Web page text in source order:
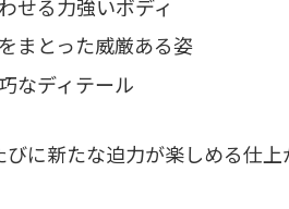
せる力強いボディ
まとった威厳ある姿
なディテール
びに新たな迫力が楽しめる仕